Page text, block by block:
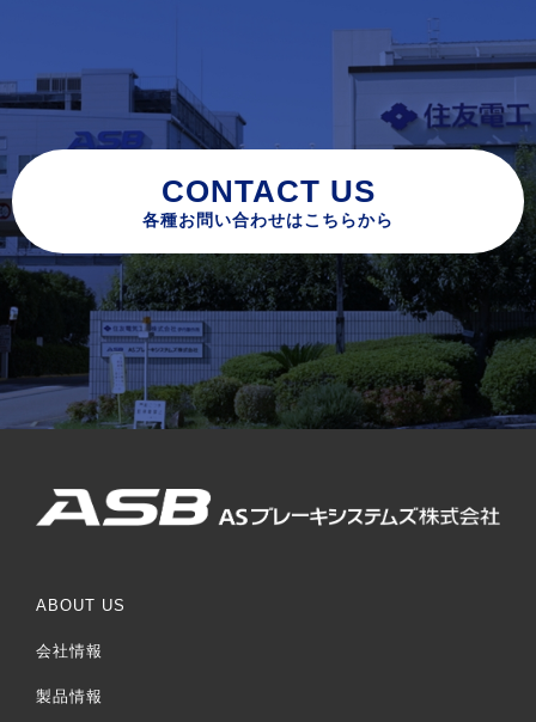
CONTACT US
各種お問い合わせはこちらから
ABOUT US
会社情報
製品情報